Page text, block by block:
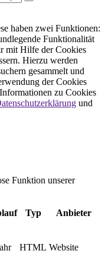
haben zwei Funktionen:
Funktionalität
mit Hilfe der Cookies
Hierzu werden
gesammelt und
der Cookies
zu Cookies
und
Funktion unserer
Typ Anbieter
HTML Website